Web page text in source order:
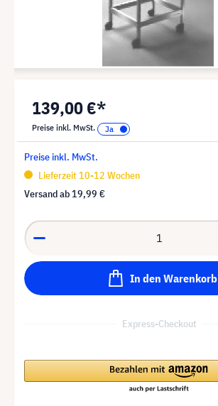
139,00 €*
Preise inkl. MwSt.
Preise inkl. MwSt.
Lieferzeit 10-12 Wochen
Versand ab 19,99 €
In den Warenkorb
Express-Checkout